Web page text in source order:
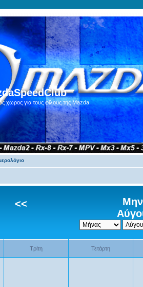
χωρος για τους φίλους της Mazda
<<
Τρίτη Τετάρτη